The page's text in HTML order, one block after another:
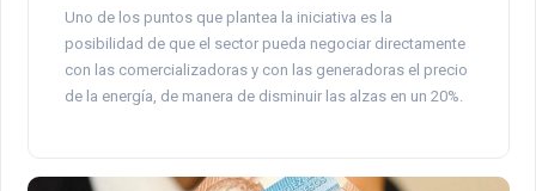
Uno de los puntos que plantea la iniciativa es la
posibilidad de que el sector pueda negociar directamente
con las comercializadoras y con las generadoras el precio
de la energía, de manera de disminuir las alzas en un 20%.